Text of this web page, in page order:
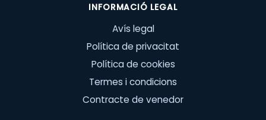
INFORMACIÓ LEGAL
Avís legal
Política de privacitat
Política de cookies
Termes i condicions
Contracte de venedor